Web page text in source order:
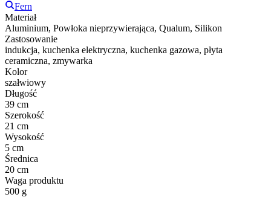
Fern
Materiał
Aluminium, Powłoka nieprzywierająca, Qualum, Silikon
Zastosowanie
indukcja, kuchenka elektryczna, kuchenka gazowa, płyta
ceramiczna, zmywarka
Kolor
szałwiowy
Długość
39 cm
Szerokość
21 cm
Wysokość
5 cm
Średnica
20 cm
Waga produktu
500 g